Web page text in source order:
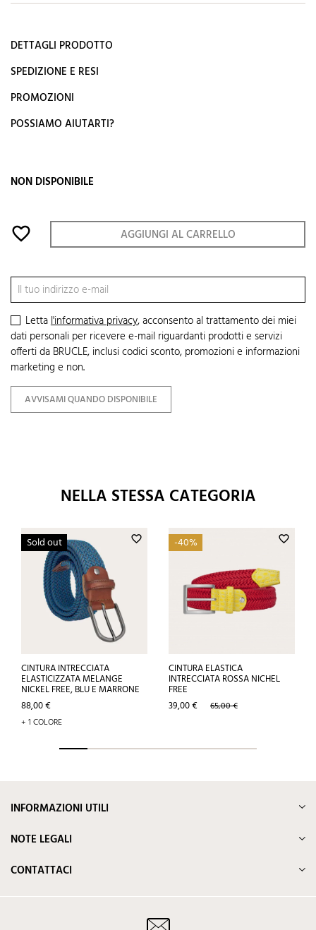
DETTAGLI PRODOTTO
SPEDIZIONE E RESI
PROMOZIONI
POSSIAMO AIUTARTI?
NON DISPONIBILE
favorite_border AGGIUNGI AL CARRELLO
Lettal'informativa privacy, acconsento al trattamento dei miei
dati personali per ricevere e-mail riguardanti prodotti e servizi
offerti da BRUCLE, inclusi codici sconto, promozioni e informazioni
marketing e non.
AVVISAMI QUANDO DISPONIBILE
NELLA STESSA CATEGORIA
favorite_border
Sold out
CINTURA INTRECCIATA
ELASTICIZZATA MELANGE
NICKEL FREE, BLU E MARRONE
Prezzo
88,00 €
+ 1 COLORE
favorite_border
-40%
CINTURA ELASTICA
INTRECCIATA ROSSA NICHEL
FREE
Prezzo
39,00 € Prezzo
65,00 €
INFORMAZIONI UTILI
NOTE LEGALI
CONTATTACI